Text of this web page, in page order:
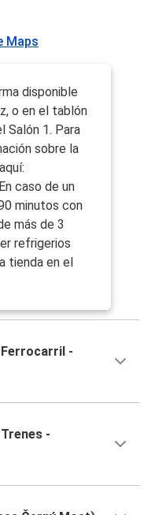
Maps
disponible
o en el tablón
Salón 1. Para
sobre la
caso de un
minutos con
más de 3
refrigerios
tienda en el
-
-